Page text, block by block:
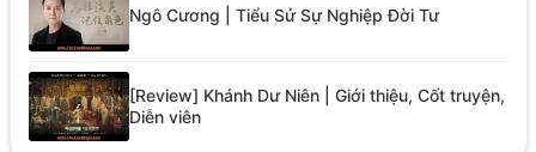
Ngô Cương | Tiểu Sử Sự Nghiệp Đời Tư
[Review] Khánh Dư Niên | Giới thiệu, Cốt truyện,
Diễn viên